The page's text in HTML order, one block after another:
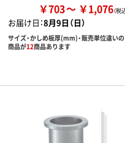
￥703 ￥1,076
お届け日：8月9日（日）
サイズ・かしめ板厚(mm)・販売単位違いの
商品が12商品あります